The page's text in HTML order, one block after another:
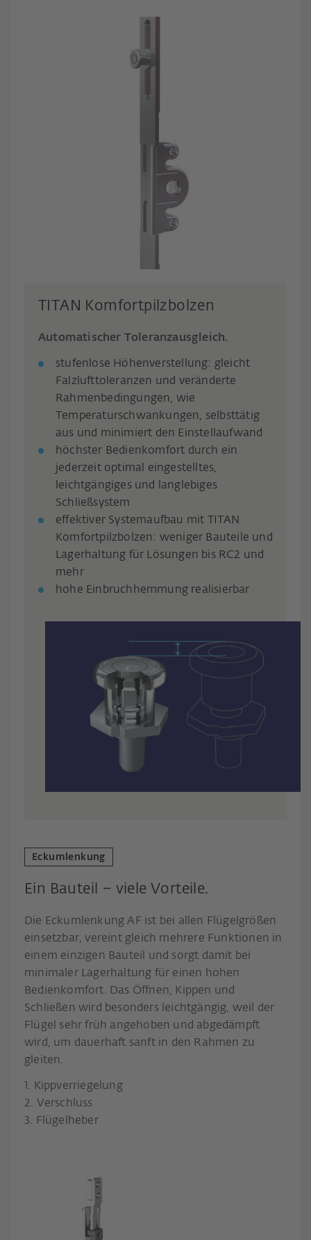
TITAN Komfortpilzbolzen
Automatischer Toleranzausgleich.
stufenlose Höhenverstellung: gleicht
Falzlufttoleranzen und veränderte
Rahmenbedingungen, wie
Temperaturschwankungen, selbsttätig
aus und minimiert den Einstellaufwand
höchster Bedienkomfort durch ein
jederzeit optimal eingestelltes,
leichtgängiges und langlebiges
Schließsystem
effektiver Systemaufbau mit TITAN
Komfortpilzbolzen: weniger Bauteile und
Lagerhaltung für Lösungen bis RC2 und
mehr
hohe Einbruchhemmung realisierbar
Eckumlenkung
Ein Bauteil – viele Vorteile.
Die Eckumlenkung AF ist bei allen Flügelgrößen
einsetzbar, vereint gleich mehrere Funktionen in
einem einzigen Bauteil und sorgt damit bei
minimaler Lagerhaltung für einen hohen
Bedienkomfort. Das Öffnen, Kippen und
Schließen wird besonders leichtgängig, weil der
Flügel sehr früh angehoben und abgedämpft
wird, um dauerhaft sanft in den Rahmen zu
gleiten.
1. Kippverriegelung
2. Verschluss
3. Flügelheber